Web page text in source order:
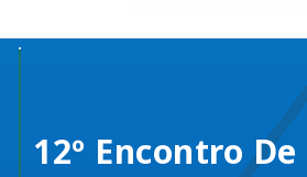
12º Encontro